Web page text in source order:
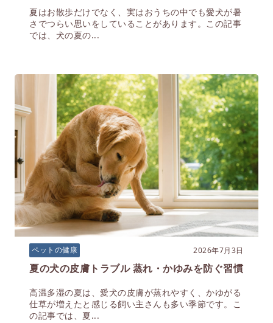
夏はお散歩だけでなく、実はおうちの中でも愛犬が暑
さでつらい思いをしていることがあります。この記事
では、犬の夏の...
ペットの健康 2026年7月3日
夏の犬の皮膚トラブル 蒸れ・かゆみを防ぐ習慣
高温多湿の夏は、愛犬の皮膚が蒸れやすく、かゆがる
仕草が増えたと感じる飼い主さんも多い季節です。こ
の記事では、夏...